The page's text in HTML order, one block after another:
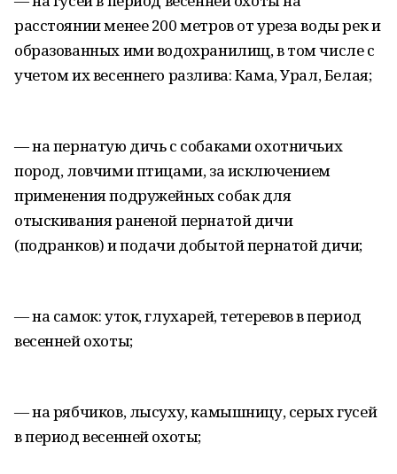
расстоянии менее 200 метров от уреза воды рек и
образованных ими водохранилищ, в том числе с
учетом их весеннего разлива: Кама, Урал, Белая;
— на пернатую дичь с собаками охотничьих
пород, ловчими птицами, за исключением
применения подружейных собак для
отыскивания раненой пернатой дичи
(подранков) и подачи добытой пернатой дичи;
— на самок: уток, глухарей, тетеревов в период
весенней охоты;
— на рябчиков, лысуху, камышницу, серых гусей
в период весенней охоты;